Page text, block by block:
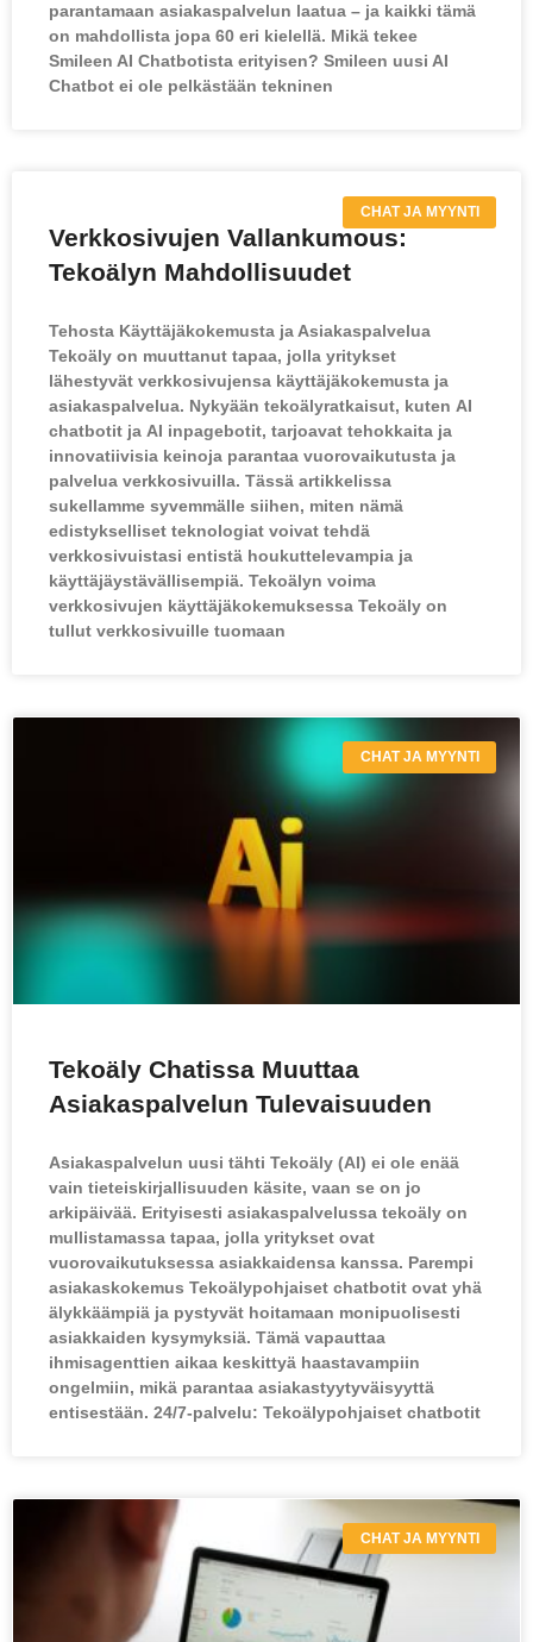
parantamaan asiakaspalvelun laatua – ja kaikki tämä
on mahdollista jopa 60 eri kielellä. Mikä tekee
Smileen AI Chatbotista erityisen? Smileen uusi AI
Chatbot ei ole pelkästään tekninen
CHAT JA MYYNTI
Verkkosivujen Vallankumous:
Tekoälyn Mahdollisuudet
Tehosta Käyttäjäkokemusta ja Asiakaspalvelua
Tekoäly on muuttanut tapaa, jolla yritykset
lähestyvät verkkosivujensa käyttäjäkokemusta ja
asiakaspalvelua. Nykyään tekoälyratkaisut, kuten AI
chatbotit ja AI inpagebotit, tarjoavat tehokkaita ja
innovatiivisia keinoja parantaa vuorovaikutusta ja
palvelua verkkosivuilla. Tässä artikkelissa
sukellamme syvemmälle siihen, miten nämä
edistykselliset teknologiat voivat tehdä
verkkosivuistasi entistä houkuttelevampia ja
käyttäjäystävällisempiä. Tekoälyn voima
verkkosivujen käyttäjäkokemuksessa Tekoäly on
tullut verkkosivuille tuomaan
CHAT JA MYYNTI
Tekoäly Chatissa Muuttaa
Asiakaspalvelun Tulevaisuuden
Asiakaspalvelun uusi tähti Tekoäly (AI) ei ole enää
vain tieteiskirjallisuuden käsite, vaan se on jo
arkipäivää. Erityisesti asiakaspalvelussa tekoäly on
mullistamassa tapaa, jolla yritykset ovat
vuorovaikutuksessa asiakkaidensa kanssa. Parempi
asiakaskokemus Tekoälypohjaiset chatbotit ovat yhä
älykkäämpiä ja pystyvät hoitamaan monipuolisesti
asiakkaiden kysymyksiä. Tämä vapauttaa
ihmisagenttien aikaa keskittyä haastavampiin
ongelmiin, mikä parantaa asiakastyytyväisyyttä
entisestään. 24/7-palvelu: Tekoälypohjaiset chatbotit
CHAT JA MYYNTI